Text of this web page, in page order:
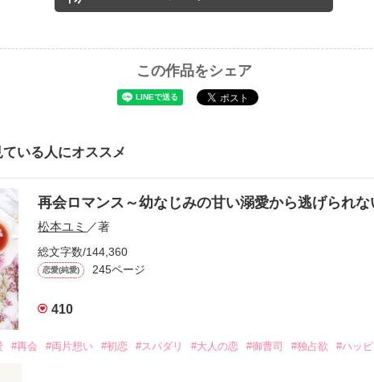
この作品をシェア
いる人にオススメ
再会ロマンス～幼なじみの甘い溺愛から逃げられな
松本ユミ ／著
総文字数/144,360
恋愛(純愛) 245ページ
410
#再会 #両片想い #初恋 #スパダリ #大人の恋 #御曹司 #独占欲 #ハッ